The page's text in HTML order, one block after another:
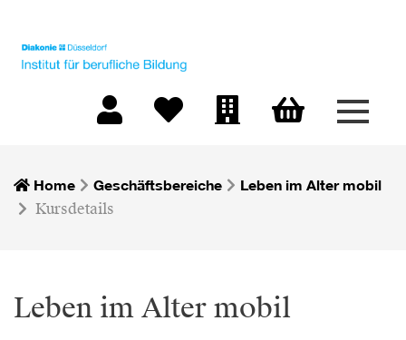
Menü
Home Geschäftsbereiche Leben im Alter mobil
Kursdetails
Leben im Alter mobil